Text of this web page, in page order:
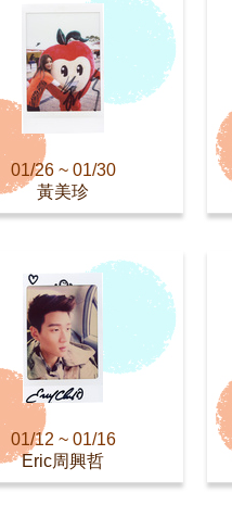
01/26 ~ 01/30
黃美珍
01/12 ~ 01/16
Eric周興哲